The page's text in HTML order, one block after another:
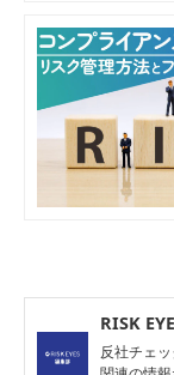
RISK
反社チェ